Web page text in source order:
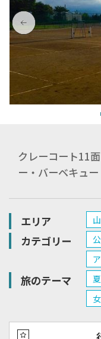
クレーコート11
ー・バーベキュ
エリア
カテゴリー
旅のテーマ